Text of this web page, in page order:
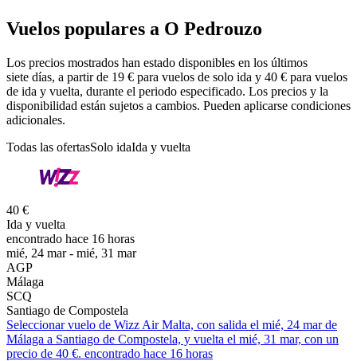
Vuelos populares a O Pedrouzo
Los precios mostrados han estado disponibles en los últimos
siete días, a partir de 19 € para vuelos de solo ida y 40 € para vuelos
de ida y vuelta, durante el periodo especificado. Los precios y la
disponibilidad están sujetos a cambios. Pueden aplicarse condiciones
adicionales.
Todas las ofertasSolo idaIda y vuelta
40 €
Ida y vuelta
encontrado hace 16 horas
mié, 24 mar - mié, 31 mar
AGP
Málaga
SCQ
Santiago de Compostela
Seleccionar vuelo de Wizz Air Malta, con salida el mié, 24 mar de
Málaga a Santiago de Compostela, y vuelta el mié, 31 mar, con un
precio de 40 €. encontrado hace 16 horas